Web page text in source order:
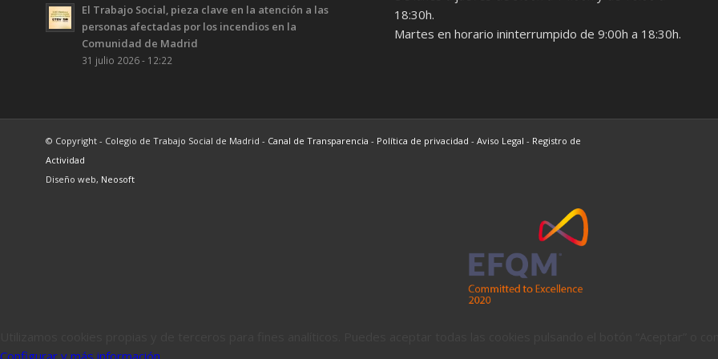
El Trabajo Social, pieza clave en la atención a las
personas afectadas por los incendios en la
Comunidad de Madrid
31 julio 2026 - 12:22
18:30h.
Martes en horario ininterrumpido de 9:00h a 18:30h.
© Copyright - Colegio de Trabajo Social de Madrid - Canal de Transparencia - Política de privacidad - Aviso Legal - Registro de
Actividad
Diseño web, Neosoft